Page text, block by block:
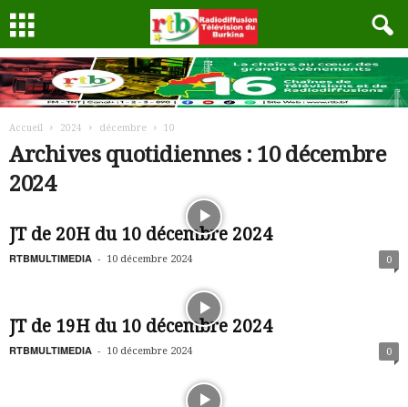
Accueil 2024 décembre 10
Archives quotidiennes : 10 décembre
2024
JT de 20H du 10 décembre 2024
RTBMULTIMEDIA - 10 décembre 2024 0
JT de 19H du 10 décembre 2024
RTBMULTIMEDIA - 10 décembre 2024 0